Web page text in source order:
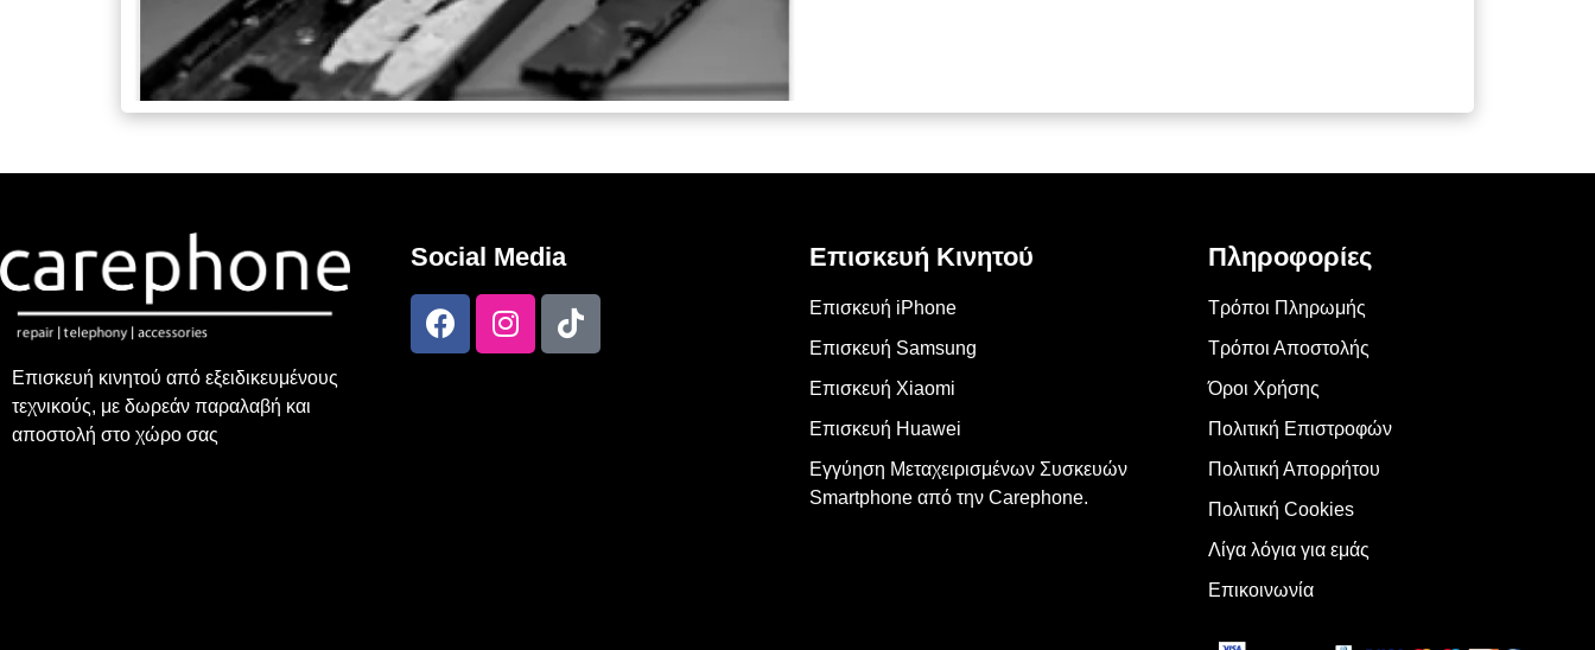
Επισκευή κινητού από εξειδικευμένους
τεχνικούς, με δωρεάν παραλαβή και
αποστολή στο χώρο σας
Social Media Επισκευή Κινητού
Επισκευή iPhone
Επισκευή Samsung
Επισκευή Xiaomi
Επισκευή Huawei
Εγγύηση Μεταχειρισμένων Συσκευών
Smartphone από την Carephone.
Πληροφορίες
Τρόποι Πληρωμής
Τρόποι Αποστολής
Όροι Χρήσης
Πολιτική Επιστροφών
Πολιτική Απορρήτου
Πολιτική Cookies
Λίγα λόγια για εμάς
Επικοινωνία